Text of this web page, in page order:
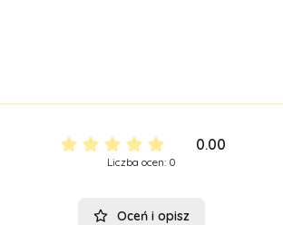
0.00
Liczba ocen: 0
Oceń i opisz